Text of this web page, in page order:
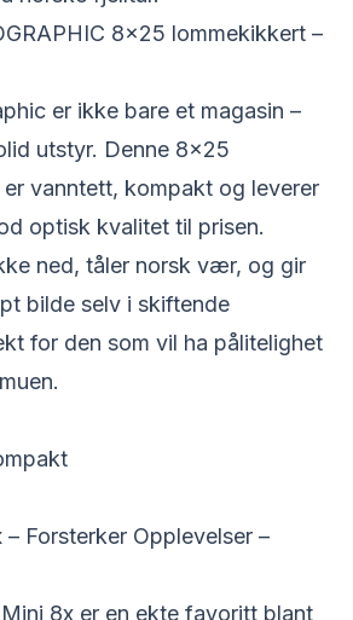
8×25 lommekikkert –
er ikke bare et magasin –
utstyr. Denne 8×25
er vanntett, kompakt og leverer
optisk kvalitet til prisen.
ned, tåler norsk vær, og gir
bilde selv i skiftende
for den som vil ha pålitelighet
Forsterker Opplevelser –
8x er en ekte favoritt blant